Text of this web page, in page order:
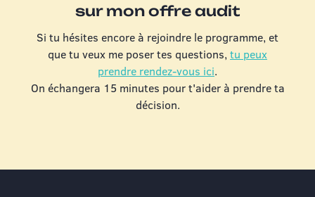
sur mon offre audit
Si tu hésites encore à rejoindre le programme, et
que tu veux me poser tes questions, tu peux
prendre rendez-vous ici.
On échangera 15 minutes pour t'aider à prendre ta
décision.